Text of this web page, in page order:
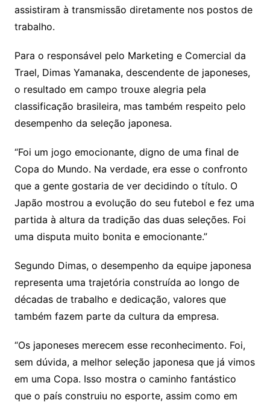
assistiram à transmissão diretamente nos postos de
trabalho.
Para o responsável pelo Marketing e Comercial da
Trael, Dimas Yamanaka, descendente de japoneses,
o resultado em campo trouxe alegria pela
classificação brasileira, mas também respeito pelo
desempenho da seleção japonesa.
“Foi um jogo emocionante, digno de uma final de
Copa do Mundo. Na verdade, era esse o confronto
que a gente gostaria de ver decidindo o título. O
Japão mostrou a evolução do seu futebol e fez uma
partida à altura da tradição das duas seleções. Foi
uma disputa muito bonita e emocionante.”
Segundo Dimas, o desempenho da equipe japonesa
representa uma trajetória construída ao longo de
décadas de trabalho e dedicação, valores que
também fazem parte da cultura da empresa.
“Os japoneses merecem esse reconhecimento. Foi,
sem dúvida, a melhor seleção japonesa que já vimos
em uma Copa. Isso mostra o caminho fantástico
que o país construiu no esporte, assim como em